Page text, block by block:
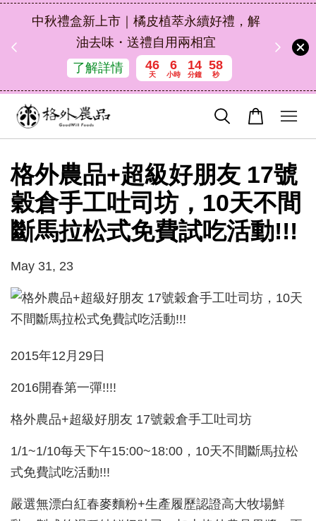
中秋禮盒新上市｜橘皮植萃永續好禮，解
油去味・送禮自用兩相宜
了解詳情
46
天
6
小時
14
分鐘
58
秒
格外農品+超級好朋友 17號
穀倉手工吐司坊，10天不間
斷馬拉松式免費試吃活動!!!
May 31, 23
2015年12月29日
2016開春第一彈!!!!
格外農品+超級好朋友 17號穀倉手工吐司坊
1/1~1/10每天下午15:00~18:00，10天不間斷馬拉松
式免費試吃活動!!!
嚴選無漂白紅春麥麵粉+生產履歷認證高大牧場鮮